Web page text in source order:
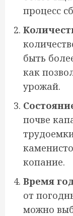
процесс
быть
как
урожай.
почве
копание.
Время
от
можно